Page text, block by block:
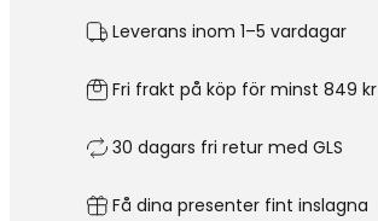
Leverans inom 1–5 vardagar
Fri frakt på köp för minst 849 kr
30 dagars fri retur med GLS
Få dina presenter fint inslagna